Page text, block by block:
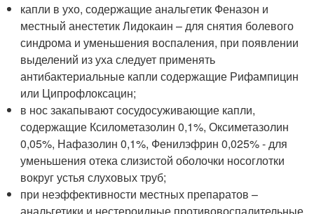
капли в ухо, содержащие анальгетик Феназон и
местный анестетик Лидокаин – для снятия болевого
синдрома и уменьшения воспаления, при появлении
выделений из уха следует применять
антибактериальные капли содержащие Рифампицин
или Ципрофлоксацин;
в нос закапывают сосудосуживающие капли,
содержащие Ксилометазолин 0,1%, Оксиметазолин
0,05%, Нафазолин 0,1%, Фенилэфрин 0,025% - для
уменьшения отека слизистой оболочки носоглотки
вокруг устья слуховых труб;
при неэффективности местных препаратов –